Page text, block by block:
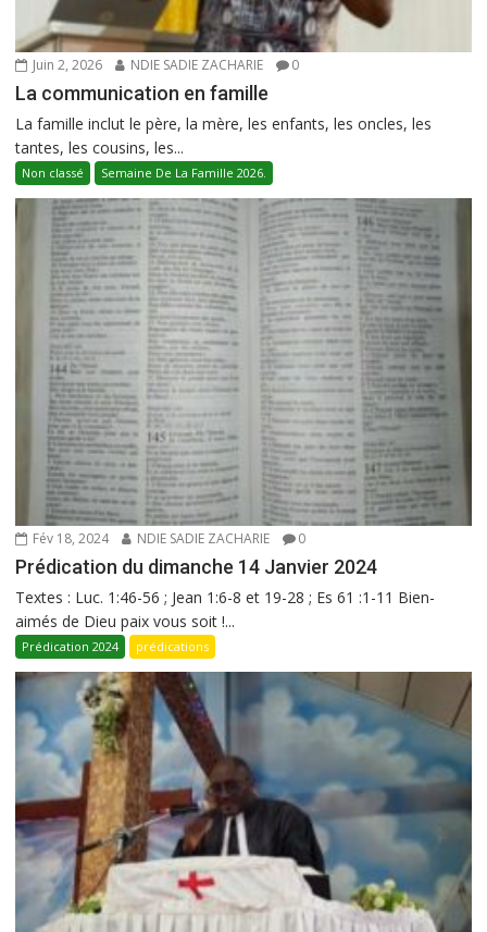
Juin 2, 2026 NDIE SADIE ZACHARIE 0
La communication en famille
La famille inclut le père, la mère, les enfants, les oncles, les
tantes, les cousins, les...
Non classé Semaine De La Famille 2026.
Fév 18, 2024 NDIE SADIE ZACHARIE 0
Prédication du dimanche 14 Janvier 2024
Textes : Luc. 1:46-56 ; Jean 1:6-8 et 19-28 ; Es 61 :1-11 Bien-
aimés de Dieu paix vous soit !...
Prédication 2024 prédications